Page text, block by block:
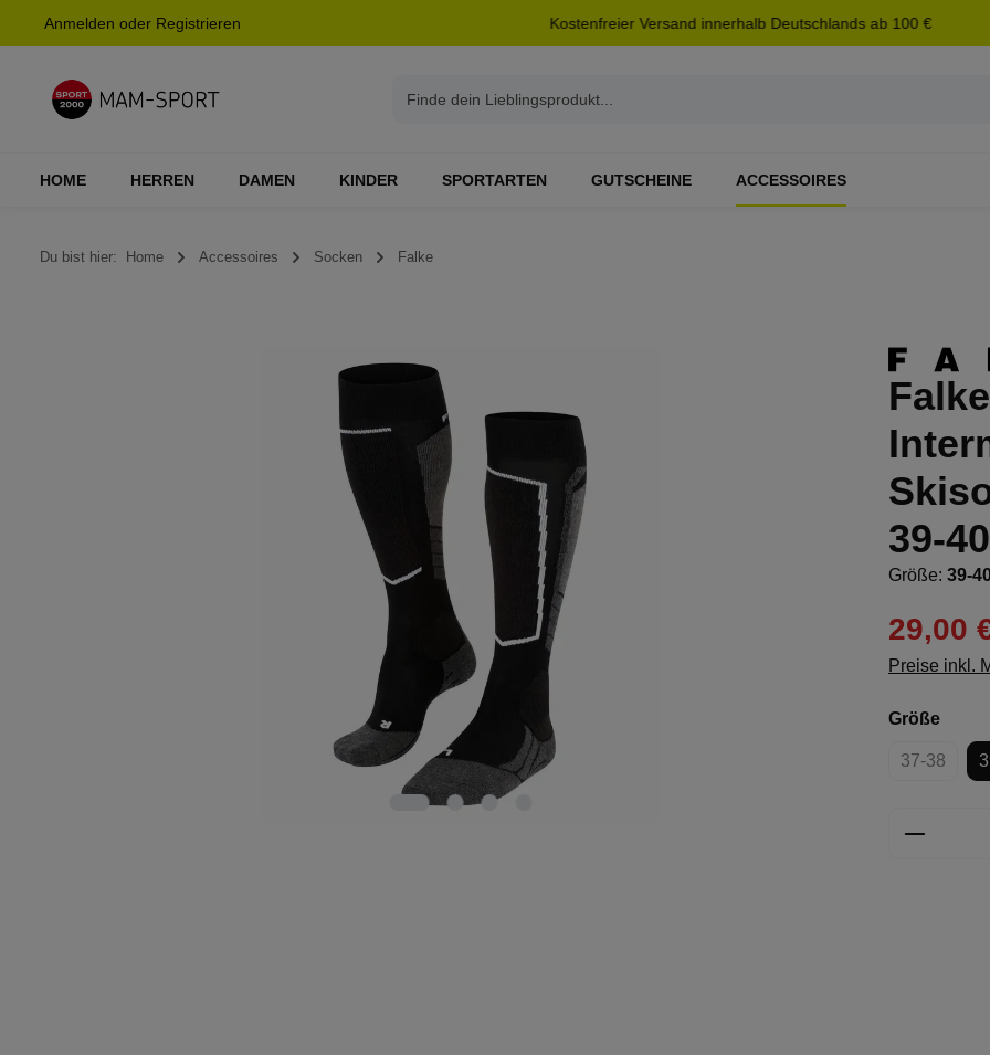
Zur Hauptnavigation springen
Anmelden oder Registrieren Kostenfreier Versand innerhalb Deutschlands ab 100 €
HOME HERREN DAMEN KINDER SPORTARTEN GUTSCHEINE ACCESSOIRES
Du bist hier: Home Accessoires Socken Falke
39-40
Größe: 39-
29,00
Preise inkl.
Größe
37-38
(Diese